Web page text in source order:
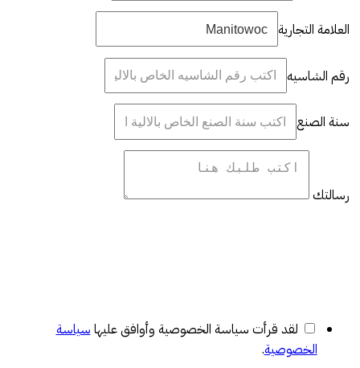
العلامة التجارية
رقم الشاسيه
سنة الصنع
رسالتك
لقد قرأت سياسة الخصوصية وأوافق عليها سياسة
الخصوصية.